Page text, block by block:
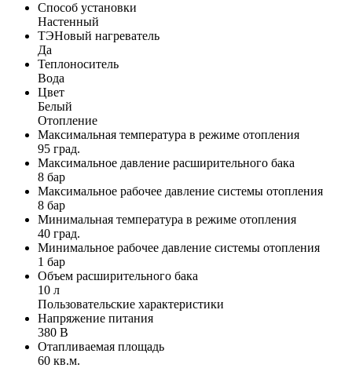
Способ установки
Настенный
ТЭНовый нагреватель
Да
Теплоноситель
Вода
Цвет
Белый
Отопление
Максимальная температура в режиме отопления
95 град.
Максимальное давление расширительного бака
8 бар
Максимальное рабочее давление системы отопления
8 бар
Минимальная температура в режиме отопления
40 град.
Минимальное рабочее давление системы отопления
1 бар
Объем расширительного бака
10 л
Пользовательские характеристики
Напряжение питания
380 В
Отапливаемая площадь
60 кв.м.